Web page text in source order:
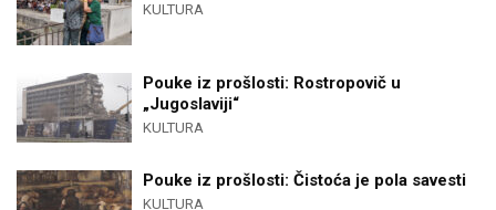
KULTURA
Pouke iz prošlosti: Rostropovič u
„Jugoslaviji“
KULTURA
Pouke iz prošlosti: Čistoća je pola savesti
KULTURA